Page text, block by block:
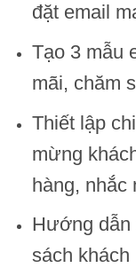
đặt email
Tạo 3 mẫu
mãi, chăm
Thiết lập
mừng
hàng, nhắc
Hướng dẫn
sách khách